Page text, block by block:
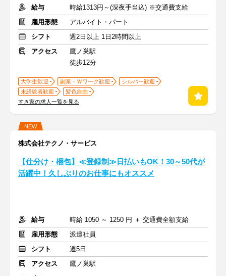
給与
時給1313円～(深夜手当込) ※交通費支給
雇用形態
アルバイト・パート
シフト
週2日以上 1日2時間以上
アクセス
鷹ノ巣駅
徒歩12分
大学生歓迎 副業・Ｗワーク歓迎
シルバー歓迎
未経験者歓迎
髪色自由
すき家の求人一覧を見る
NEW
株式会社テクノ・サービス
【仕分け・梱包】≪登録制≫日払いもOK！30～50代が
活躍中！久しぶりのお仕事にもオススメ
給与
時給 1050 ～ 1250 円 ＋ 交通費全額支給
雇用形態
派遣社員
シフト
週5日
アクセス
鷹ノ巣駅